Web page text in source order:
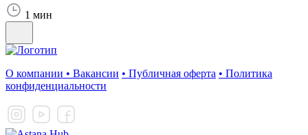
1 мин
О компании • Вакансии • Публичная оферта • Политика
конфиденциальности